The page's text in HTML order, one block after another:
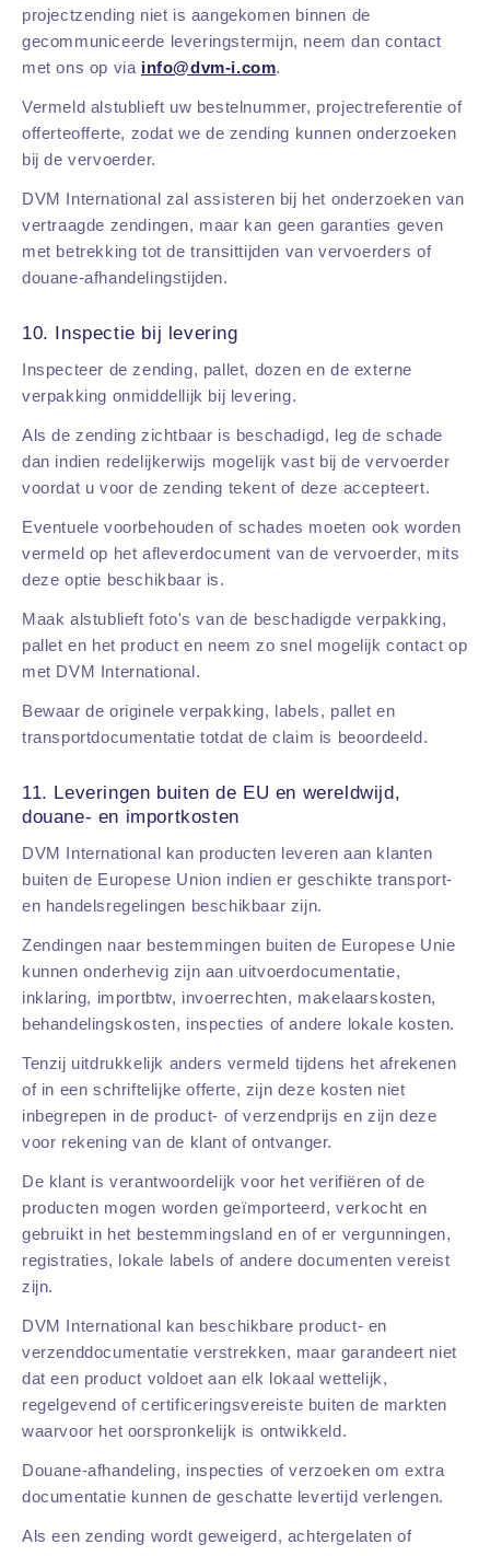
projectzending niet is aangekomen binnen de
gecommuniceerde leveringstermijn, neem dan contact
met ons op via info@dvm-i.com.
Vermeld alstublieft uw bestelnummer, projectreferentie of
offerteofferte, zodat we de zending kunnen onderzoeken
bij de vervoerder.
DVM International zal assisteren bij het onderzoeken van
vertraagde zendingen, maar kan geen garanties geven
met betrekking tot de transittijden van vervoerders of
douane-afhandelingstijden.
10. Inspectie bij levering
Inspecteer de zending, pallet, dozen en de externe
verpakking onmiddellijk bij levering.
Als de zending zichtbaar is beschadigd, leg de schade
dan indien redelijkerwijs mogelijk vast bij de vervoerder
voordat u voor de zending tekent of deze accepteert.
Eventuele voorbehouden of schades moeten ook worden
vermeld op het afleverdocument van de vervoerder, mits
deze optie beschikbaar is.
Maak alstublieft foto's van de beschadigde verpakking,
pallet en het product en neem zo snel mogelijk contact op
met DVM International.
Bewaar de originele verpakking, labels, pallet en
transportdocumentatie totdat de claim is beoordeeld.
11. Leveringen buiten de EU en wereldwijd,
douane- en importkosten
DVM International kan producten leveren aan klanten
buiten de Europese Union indien er geschikte transport-
en handelsregelingen beschikbaar zijn.
Zendingen naar bestemmingen buiten de Europese Unie
kunnen onderhevig zijn aan uitvoerdocumentatie,
inklaring, importbtw, invoerrechten, makelaarskosten,
behandelingskosten, inspecties of andere lokale kosten.
Tenzij uitdrukkelijk anders vermeld tijdens het afrekenen
of in een schriftelijke offerte, zijn deze kosten niet
inbegrepen in de product- of verzendprijs en zijn deze
voor rekening van de klant of ontvanger.
De klant is verantwoordelijk voor het verifiëren of de
producten mogen worden geïmporteerd, verkocht en
gebruikt in het bestemmingsland en of er vergunningen,
registraties, lokale labels of andere documenten vereist
zijn.
DVM International kan beschikbare product- en
verzenddocumentatie verstrekken, maar garandeert niet
dat een product voldoet aan elk lokaal wettelijk,
regelgevend of certificeringsvereiste buiten de markten
waarvoor het oorspronkelijk is ontwikkeld.
Douane-afhandeling, inspecties of verzoeken om extra
documentatie kunnen de geschatte levertijd verlengen.
Als een zending wordt geweigerd, achtergelaten of